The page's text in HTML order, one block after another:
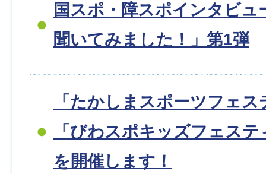
国スポ・障スポインタビュ
聞いてみました！」第1弾
「たかしまスポーツフェ
「びわスポキッズフェス
を開催します！